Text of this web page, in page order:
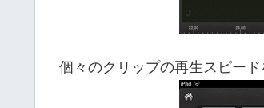
個々のクリップの再生スピー